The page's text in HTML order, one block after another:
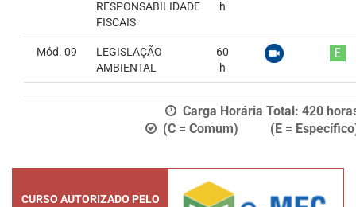
RESPONSABILIDADE
FISCAIS
h
Mód. 09
LEGISLAÇÃO
AMBIENTAL
60
h
Carga Horária Total: 420
(C = Comum) (E =
CURSO AUTORIZADO PELO